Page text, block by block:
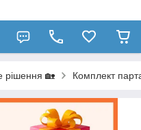
рішення 🏡 Комплект